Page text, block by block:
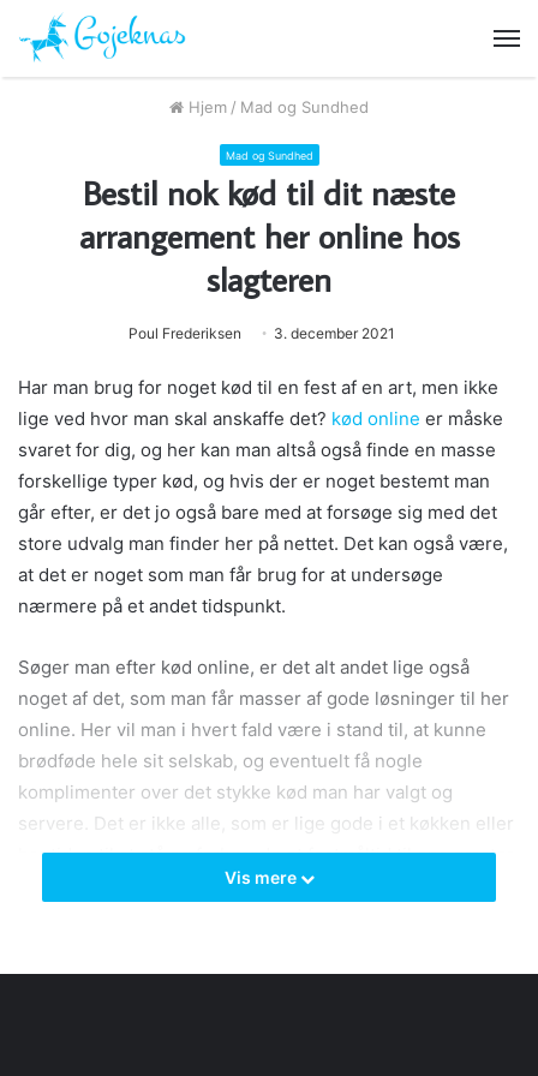
Hjem / Mad og Sundhed
Mad og Sundhed
Bestil nok kød til dit næste
arrangement her online hos
slagteren
Poul Frederiksen 3. december 2021
Har man brug for noget kød til en fest af en art, men ikke
lige ved hvor man skal anskaffe det? kød online er måske
svaret for dig, og her kan man altså også finde en masse
forskellige typer kød, og hvis der er noget bestemt man
går efter, er det jo også bare med at forsøge sig med det
store udvalg man finder her på nettet. Det kan også være,
at det er noget som man får brug for at undersøge
nærmere på et andet tidspunkt.
Søger man efter kød online, er det alt andet lige også
noget af det, som man får masser af gode løsninger til her
online. Her vil man i hvert fald være i stand til, at kunne
brødføde hele sit selskab, og eventuelt få nogle
komplimenter over det stykke kød man har valgt og
servere. Det er ikke alle, som er lige gode i et køkken eller
har tiden til at stå og forberede et festmåltid til ens gæster.
Så for at oplevelsen også bliver god for alle, er det bedst at
Vis mere